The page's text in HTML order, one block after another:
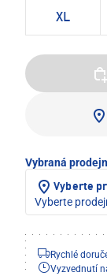
XL
Vybraná
Vyberte
Vyberte
Rychlé
Vyzvednutí